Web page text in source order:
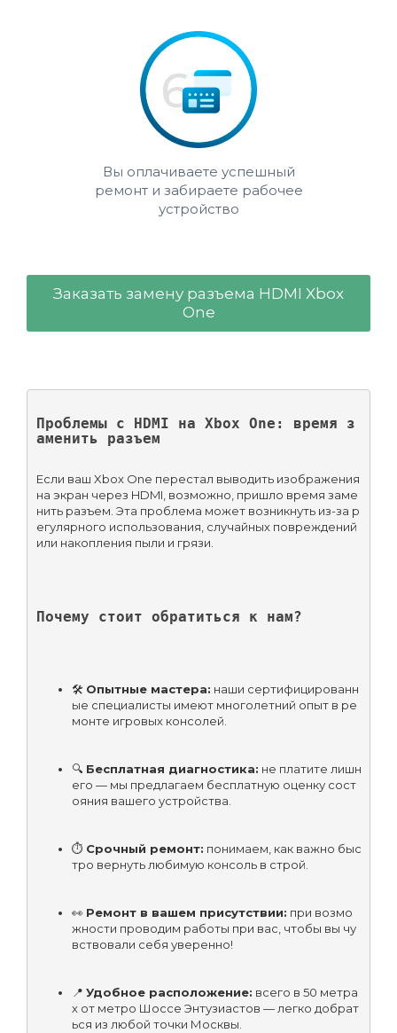
Вы оплачиваете успешный
ремонт и забираете рабочее
устройство
Заказать замену разъема HDMI Xbox
One
Проблемы с HDMI на Xbox One: время з
аменить разъем
Если ваш Xbox One перестал выводить изображения
на экран через HDMI, возможно, пришло время заме
нить разъем. Эта проблема может возникнуть из-за р
егулярного использования, случайных повреждений
или накопления пыли и грязи.
Почему стоит обратиться к нам?
🛠 Опытные мастера: наши сертифицированн
ые специалисты имеют многолетний опыт в ре
монте игровых консолей.
🔍 Бесплатная диагностика: не платите лишн
его — мы предлагаем бесплатную оценку сост
ояния вашего устройства.
⏱ Срочный ремонт: понимаем, как важно быс
тро вернуть любимую консоль в строй.
👀 Ремонт в вашем присутствии: при возмо
жности проводим работы при вас, чтобы вы чу
вствовали себя уверенно!
📍 Удобное расположение: всего в 50 метра
х от метро Шоссе Энтузиастов — легко добрат
ься из любой точки Москвы.